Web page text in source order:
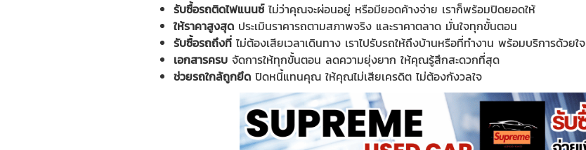
รับซื้อรถติดไฟแนนซ์ไม่ว่าคุณจะผ่อนอยู่ หรือมียอดค้างจ่าย เราก็พร้อมปิดยอดให้
ให้ราคาสูงสุด ประเมินราคารถตามสภาพจริง และราคาตลาด มั่นใจทุกขั้นตอน
รับซื้อรถถึงที่ ไม่ต้องเสียเวลาเดินทาง เราไปรับรถให้ถึงบ้านหรือที่ทำงาน พร้อมบริการด้วยใจ
เอกสารครบ จัดการให้ทุกขั้นตอน ลดความยุ่งยาก ให้คุณรู้สึกสะดวกที่สุด
ช่วยรถใกล้ถูกยึด ปิดหนี้แทนคุณ ให้คุณไม่เสียเครดิต ไม่ต้องกังวลใจ